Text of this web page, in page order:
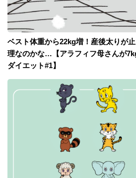
ベスト体重から22kg増！産後太りが
理なのかな…【アラフィフ母さんが
ダイエット#1】